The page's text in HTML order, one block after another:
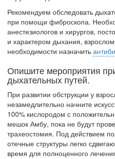
Рекомендуем обследовать
при помощи фибро­скопа.
анестезиологов и хирургов,
и характером дыхания,
необходимости назначить
Опишите мероприятия
дыхательных путей.
При развитии обструкции у
незамедлительно начните
100% кислородом с
мешок Амбу, пока не будут
трахеостомия. Под действием
отечные структуры легко
время для полноценного